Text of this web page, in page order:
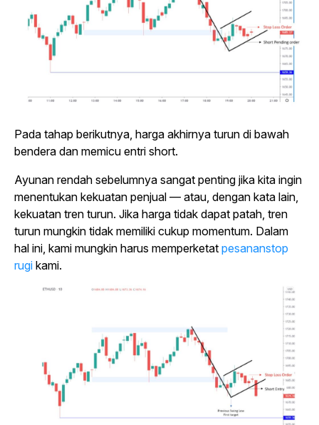
Pada tahap berikutnya, harga akhirnya turun di bawah
bendera dan memicu entri short.
Ayunan rendah sebelumnya sangat penting jika kita ingin
menentukan kekuatan penjual — atau, dengan kata lain,
kekuatan tren turun. Jika harga tidak dapat patah, tren
turun mungkin tidak memiliki cukup momentum. Dalam
hal ini, kami mungkin harus memperketat pesananstop
rugi kami.